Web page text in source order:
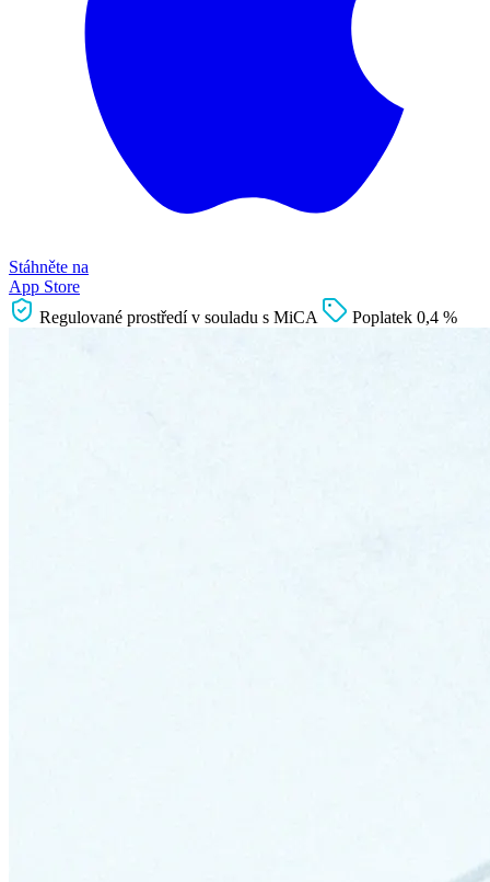
Stáhněte na
App Store
Regulované prostředí v souladu s MiCA
Poplatek 0,4 %